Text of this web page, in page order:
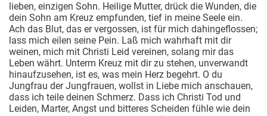
lieben, einzigen Sohn. Heilige Mutter, drück die Wunden, die
dein Sohn am Kreuz empfunden, tief in meine Seele ein.
Ach das Blut, das er vergossen, ist für mich dahingeflossen;
lass mich eilen seine Pein. Laß mich wahrhaft mit dir
weinen, mich mit Christi Leid vereinen, solang mir das
Leben währt. Unterm Kreuz mit dir zu stehen, unverwandt
hinaufzusehen, ist es, was mein Herz begehrt. O du
Jungfrau der Jungfrauen, wollst in Liebe mich anschauen,
dass ich teile deinen Schmerz. Dass ich Christi Tod und
Leiden, Marter, Angst und bitteres Scheiden fühle wie dein